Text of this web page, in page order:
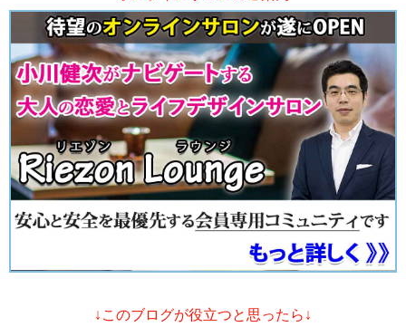
↓このブログが役立つと思ったら↓